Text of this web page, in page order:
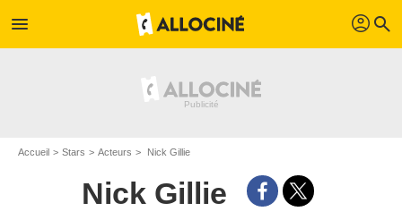
menu profil search
Accueil Stars Acteurs Nick Gillie
Nick Gillie